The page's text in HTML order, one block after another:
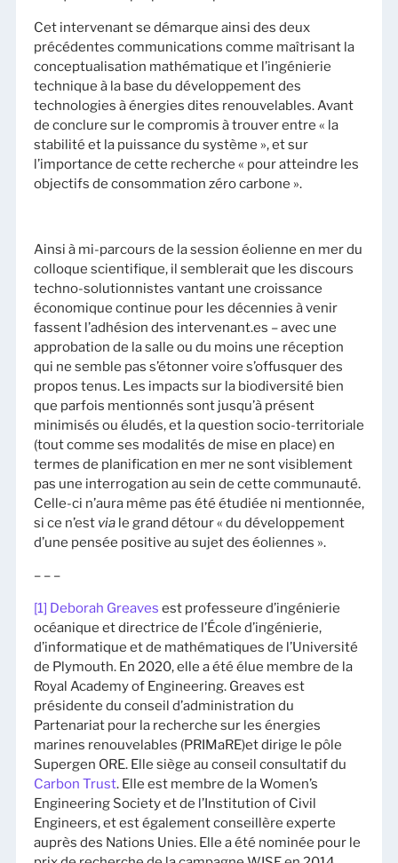
Cet intervenant se démarque ainsi des deux
précédentes communications comme maîtrisant la
conceptualisation mathématique et l’ingénierie
technique à la base du développement des
technologies à énergies dites renouvelables. Avant
de conclure sur le compromis à trouver entre « la
stabilité et la puissance du système », et sur
l’importance de cette recherche « pour atteindre les
objectifs de consommation zéro carbone ».
Ainsi à mi-parcours de la session éolienne en mer du
colloque scientifique, il semblerait que les discours
techno-solutionnistes vantant une croissance
économique continue pour les décennies à venir
fassent l’adhésion des intervenant.es – avec une
approbation de la salle ou du moins une réception
qui ne semble pas s’étonner voire s’offusquer des
propos tenus. Les impacts sur la biodiversité bien
que parfois mentionnés sont jusqu’à présent
minimisés ou éludés, et la question socio-territoriale
(tout comme ses modalités de mise en place) en
termes de planification en mer ne sont visiblement
pas une interrogation au sein de cette communauté.
Celle-ci n’aura même pas été étudiée ni mentionnée,
si ce n’est via le grand détour « du développement
d’une pensée positive au sujet des éoliennes ».
– – –
[1] Deborah Greaves est professeure d’ingénierie
océanique et directrice de l’École d’ingénierie,
d’informatique et de mathématiques de l’Université
de Plymouth. En 2020, elle a été élue membre de la
Royal Academy of Engineering. Greaves est
présidente du conseil d’administration du
Partenariat pour la recherche sur les énergies
marines renouvelables (PRIMaRE)et dirige le pôle
Supergen ORE. Elle siège au conseil consultatif du
Carbon Trust. Elle est membre de la Women’s
Engineering Society et de l’Institution of Civil
Engineers, et est également conseillère experte
auprès des Nations Unies. Elle a été nominée pour le